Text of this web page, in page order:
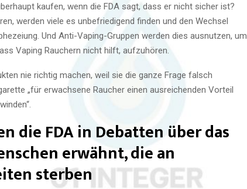
kaufen, wenn die FDA sagt, dass er nicht sicher ist?
werden viele es unbefriedigend finden und den Wechsel
Und Anti-Vaping-Gruppen werden dies ausnutzen, um
Vaping Rauchern nicht hilft, aufzuhören.
nie richtig machen, weil sie die ganze Frage falsch
„für erwachsene Raucher einen ausreichenden Vorteil
die FDA in Debatten über das
erwähnt, die an
sterben